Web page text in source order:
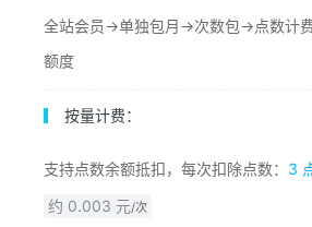
全站会员->单独包月->次数包->点数计
额度
按量计费：
支持点数余额抵扣，每次扣除点数： 3
约 0.003 元/次